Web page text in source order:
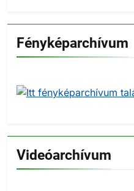
Fényképarchívum
Videóarchívum